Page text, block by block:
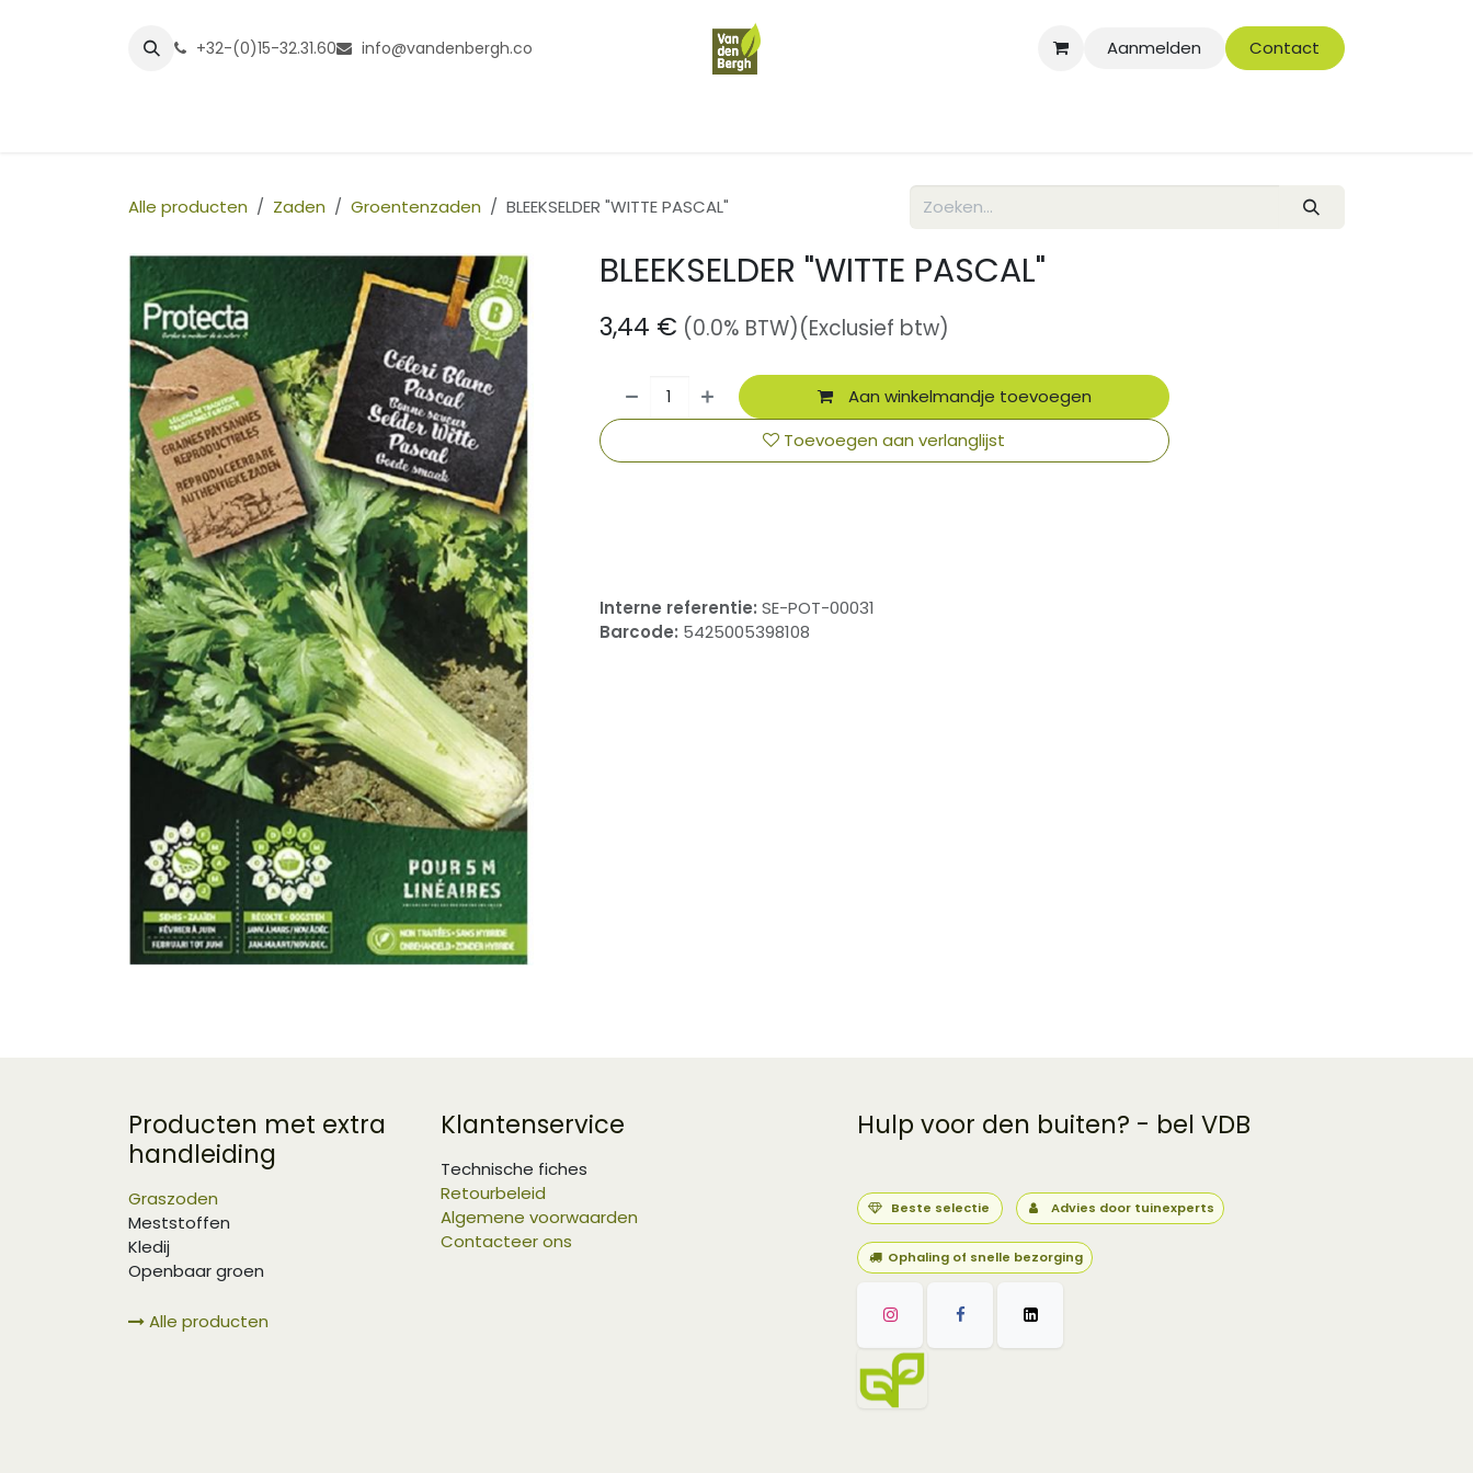
+32-(0)15-32.31.60 info@vandenbergh.co Aanmelden Contact
Alle producten Zaden Groentenzaden BLEEKSELDER "WITTE PASCAL"
BLEEKSELDER "WITTE PASCAL"
3,44 € (0.0% BTW)(Exclusief btw)
Aan winkelmandje toevoegen
Toevoegen aan verlanglijst
Interne referentie: SE-POT-00031
Barcode: 5425005398108
Producten met extra
handleiding
Graszoden
Meststoffen
Kledij
Openbaar groen
Alle producten
Klantenservice
Technische fiches
Retourbeleid
Algemene voorwaarden
Contacteer ons
Hulp voor den buiten? - bel VDB
Beste selectie Advies door tuinexperts
Ophaling of snelle bezorging